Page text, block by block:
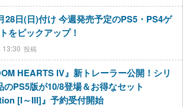
28日(日)付け 今週発売予定のPS5・PS4ゲ
をピックアップ！
13:30
HEARTS IV』新トレーラー公開！シリ
のPS5版が10/8登場＆お得なセット
[I～III]』予約受付開始